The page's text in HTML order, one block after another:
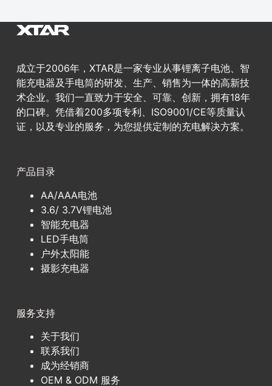
成立于2006年，XTAR是一家专业从事锂离子电池、智
能充电器及手电筒的研发、生产、销售为一体的高新技
术企业。我们一直致力于安全、可靠、创新，拥有18年
的口碑。凭借着200多项专利、ISO9001/CE等质量认
证，以及专业的服务，为您提供定制的充电解决方案。
产品目录
AA/AAA电池
3.6/ 3.7V锂电池
智能充电器
LED手电筒
户外太阳能
摄影充电器
服务支持
关于我们
联系我们
成为经销商
OEM & ODM 服务